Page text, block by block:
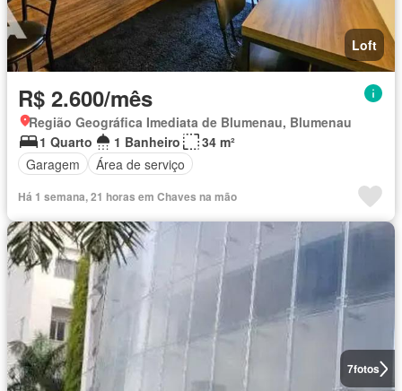
Loft
R$ 2.600/mês
Região Geográfica Imediata de Blumenau, Blumenau
1 Quarto
1 Banheiro
34 m²
Garagem
Área de serviço
Há 1 semana, 21 horas em Chaves na mão
7fotos